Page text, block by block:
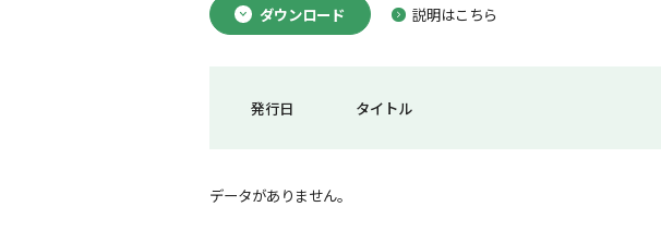
ダウンロード 説明はこちら
発行日 タイトル
データがありません。